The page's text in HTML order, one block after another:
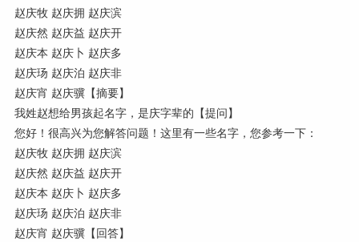
赵庆牧 赵庆拥 赵庆滨
赵庆然 赵庆益 赵庆开
赵庆本 赵庆卜 赵庆多
赵庆玚 赵庆泊 赵庆非
赵庆宵 赵庆骥【摘要】
我姓赵想给男孩起名字，是庆字辈的【提问】
您好！很高兴为您解答问题！这里有一些名字，您参考一下：
赵庆牧 赵庆拥 赵庆滨
赵庆然 赵庆益 赵庆开
赵庆本 赵庆卜 赵庆多
赵庆玚 赵庆泊 赵庆非
赵庆宵 赵庆骥【回答】